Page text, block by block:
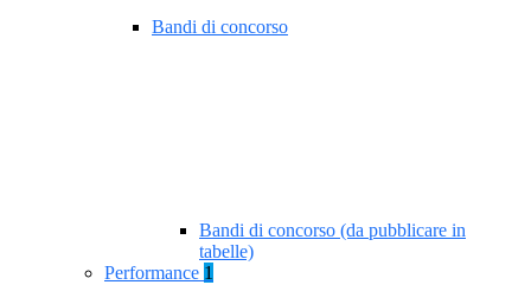
Bandi di concorso
Bandi di concorso (da pubblicare in
tabelle)
Performance 1